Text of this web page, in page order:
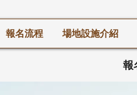
報名流程 場地設施介紹
報